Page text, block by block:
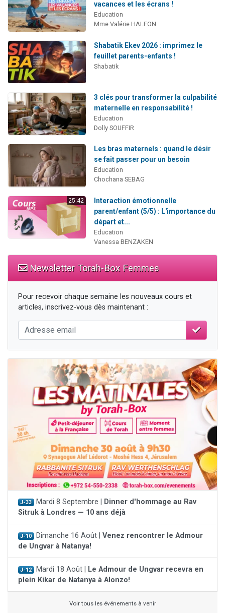
vacances et les écrans !
Education
Mme Valérie HALFON
Shabatik Ekev 2026 : imprimez le
feuillet parents-enfants !
Shabatik
3 clés pour transformer la culpabilité
maternelle en responsabilité !
Education
Dolly SOUFFIR
Les bras maternels : quand le désir
se fait passer pour un besoin
Education
Chochana SEBAG
25:42
Interaction émotionnelle
parent/enfant (5/5) : L'importance du
départ et...
Education
Vanessa BENZAKEN
Newsletter Torah-Box Femmes
Pour recevoir chaque semaine les nouveaux cours et
articles, inscrivez-vous dès maintenant :
J-33 Mardi 8 Septembre |
Dinner d'hommage au Rav
Sitruk à Londres — 10 ans déjà
J-10 Dimanche 16 Août | Venez rencontrer le Admour
de Ungvar à Natanya!
J-12 Mardi 18 Août |
Le Admour de Ungvar recevra en
plein Kikar de Natanya à Alonzo!
Voir tous les événements à venir